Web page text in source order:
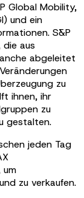
Global Mobility,
und ein
S&P
aus
abgeleitet
zu
ihnen, ihr
zu
gestalten.
jeden Tag
um
zu verkaufen.